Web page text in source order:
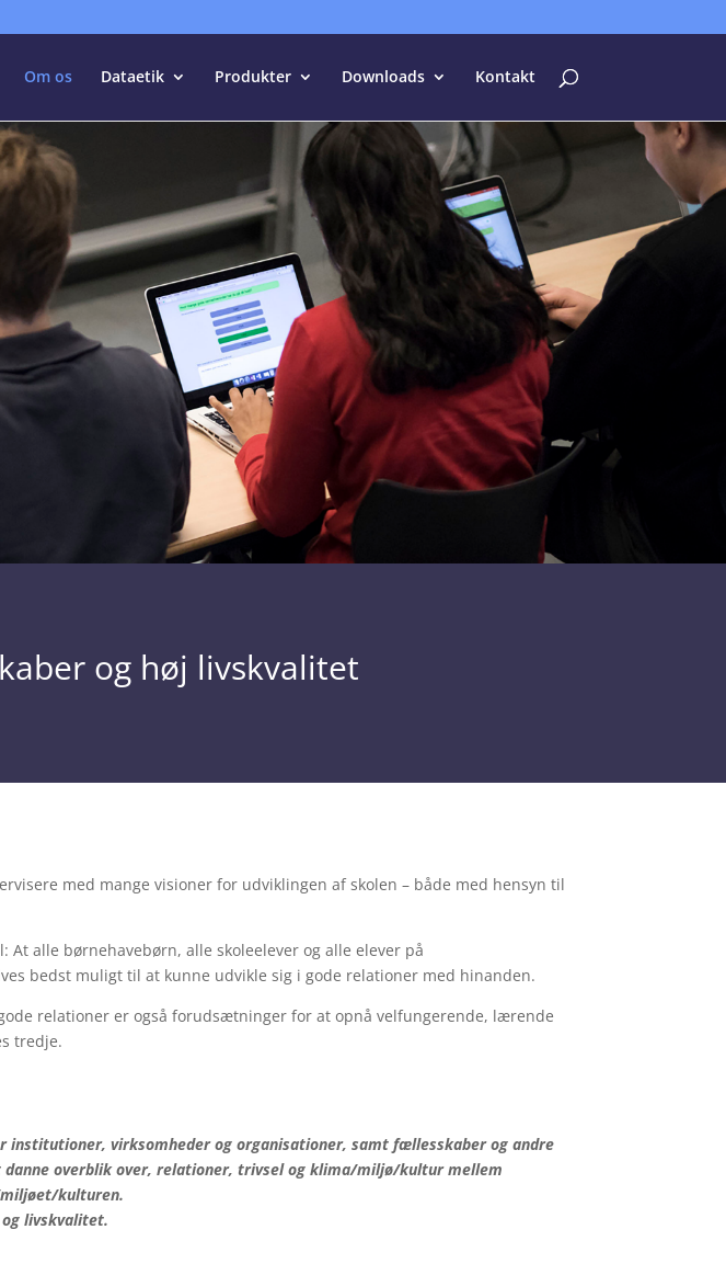
Om os Dataetik Produkter Downloads Kontakt
og høj livskvalitet
med mange visioner for udviklingen af skolen – både med hensyn til
alle børnehavebørn, alle skoleelever og alle elever på
bedst muligt til at kunne udvikle sig i gode relationer med hinanden.
relationer er også forudsætninger for at opnå velfungerende, lærende
tredje.
virksomheder og organisationer, samt fællesskaber og andre
overblik over, relationer, trivsel og klima/miljø/kultur mellem
kulturen.
livskvalitet.